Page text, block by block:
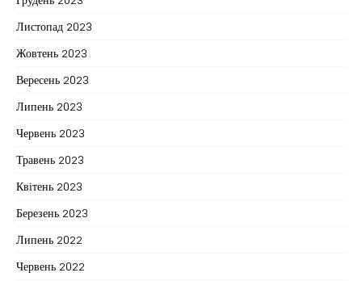
Листопад 2023
Жовтень 2023
Вересень 2023
Липень 2023
Червень 2023
Травень 2023
Квітень 2023
Березень 2023
Липень 2022
Червень 2022